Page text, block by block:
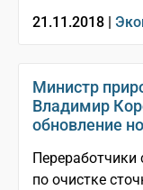
21.11.2018 |
Министр
Владимир
обновление
по очистке